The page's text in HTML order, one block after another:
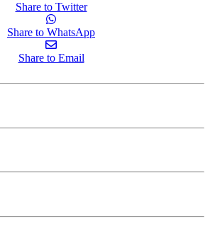
Share to Twitter
Share to WhatsApp
Share to Email